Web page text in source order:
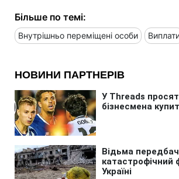
Більше по темі:
Внутрішньо переміщені особи